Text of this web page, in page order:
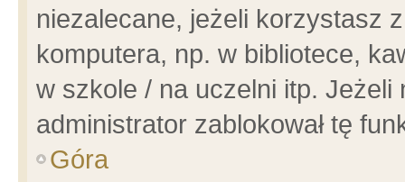
niezalecane, jeżeli korzystasz
komputera, np. w bibliotece,
w szkole / na uczelni itp.
administrator zablokował tę
Góra